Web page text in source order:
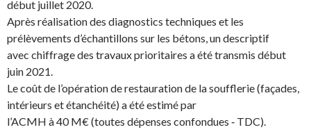
début juillet 2020.
Après réalisation des diagnostics techniques et les
prélèvements d’échantillons sur les bétons, un descriptif
avec chiffrage des travaux prioritaires a été transmis début
juin 2021.
Le coût de l’opération de restauration de la soufflerie (façades,
intérieurs et étanchéité) a été estimé par
l’ACMH à 40 M€ (toutes dépenses confondues ‐ TDC).